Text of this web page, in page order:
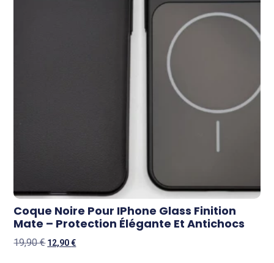
Coque Noire Pour IPhone Glass Finition
Mate – Protection Élégante Et Antichocs
19,90€ 12,90€